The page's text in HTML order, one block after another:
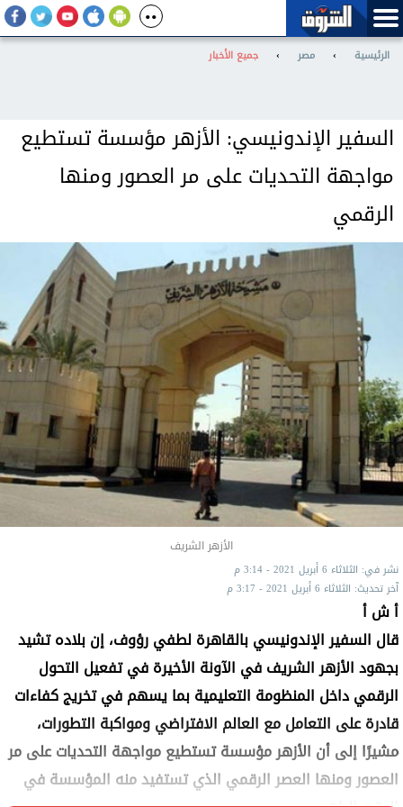
الرئيسية › مصر › جميع الأخبار
السفير الإندونيسي: الأزهر مؤسسة تستطيع
مواجهة التحديات على مر العصور ومنها
الرقمي
الأزهر الشريف
نشر في: الثلاثاء 6 أبريل 2021 - 3:14 م
آخر تحديث: الثلاثاء 6 أبريل 2021 - 3:17 م
أ ش أ
قال السفير الإندونيسي بالقاهرة لطفي رؤوف، إن بلاده تشيد
بجهود الأزهر الشريف في الآونة الأخيرة في تفعيل التحول
الرقمي داخل المنظومة التعليمية بما يسهم في تخريج كفاءات
قادرة على التعامل مع العالم الافتراضي ومواكبة التطورات،
مشيرًا إلى أن الأزهر مؤسسة تستطيع مواجهة التحديات على مر
العصور ومنها العصر الرقمي الذي تستفيد منه المؤسسة في